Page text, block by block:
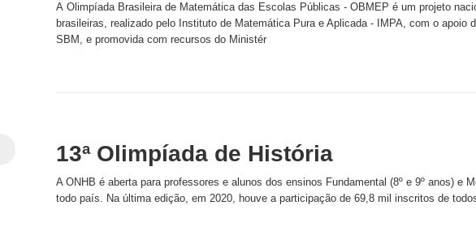
A Olimpíada Brasileira de Matemática das Escolas Públicas - OBMEP é um projeto
brasileiras, realizado pelo Instituto de Matemática Pura e Aplicada - IMPA, com o apoio
SBM, e promovida com recursos do Ministér
13ª Olimpíada de História
A ONHB é aberta para professores e alunos dos ensinos Fundamental (8º e 9º anos) e
todo país. Na última edição, em 2020, houve a participação de 69,8 mil inscritos de